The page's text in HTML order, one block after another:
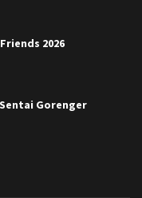
2026
Gorenger